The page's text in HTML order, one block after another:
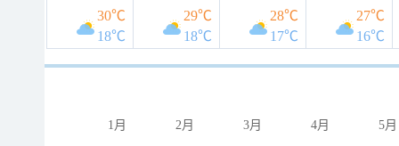
30℃
18℃
29℃
18℃
28℃
17℃
27℃
16℃
1月 2月 3月 4月 5月